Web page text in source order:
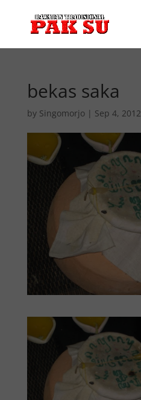
bekas saka
by Singomorjo| Sep 4, 2012